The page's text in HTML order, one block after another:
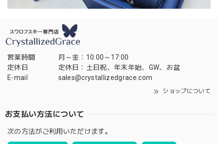
営業時間
月～金：10:00～17:00
定休日
定休日：土日祝、年末年始、GW、お盆
E-mail
sales@crystallizedgrace.com
ショップについて
お支払い方法について
次の方法がご利用いただけます。